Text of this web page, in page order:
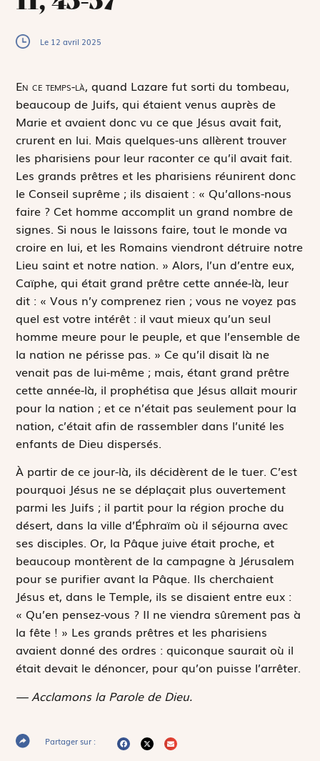
Le 12 avril 2025
En ce temps-là, quand Lazare fut sorti du tombeau,
beaucoup de Juifs, qui étaient venus auprès de
Marie et avaient donc vu ce que Jésus avait fait,
crurent en lui. Mais quelques-uns allèrent trouver
les pharisiens pour leur raconter ce qu’il avait fait.
Les grands prêtres et les pharisiens réunirent donc
le Conseil suprême ; ils disaient : « Qu’allons-nous
faire ? Cet homme accomplit un grand nombre de
signes. Si nous le laissons faire, tout le monde va
croire en lui, et les Romains viendront détruire notre
Lieu saint et notre nation. » Alors, l’un d’entre eux,
Caïphe, qui était grand prêtre cette année-là, leur
dit : « Vous n’y comprenez rien ; vous ne voyez pas
quel est votre intérêt : il vaut mieux qu’un seul
homme meure pour le peuple, et que l’ensemble de
la nation ne périsse pas. » Ce qu’il disait là ne
venait pas de lui-même ; mais, étant grand prêtre
cette année-là, il prophétisa que Jésus allait mourir
pour la nation ; et ce n’était pas seulement pour la
nation, c’était afin de rassembler dans l’unité les
enfants de Dieu dispersés.
À partir de ce jour-là, ils décidèrent de le tuer. C’est
pourquoi Jésus ne se déplaçait plus ouvertement
parmi les Juifs ; il partit pour la région proche du
désert, dans la ville d’Éphraïm où il séjourna avec
ses disciples. Or, la Pâque juive était proche, et
beaucoup montèrent de la campagne à Jérusalem
pour se purifier avant la Pâque. Ils cherchaient
Jésus et, dans le Temple, ils se disaient entre eux :
« Qu’en pensez-vous ? Il ne viendra sûrement pas à
la fête ! » Les grands prêtres et les pharisiens
avaient donné des ordres : quiconque saurait où il
était devait le dénoncer, pour qu’on puisse l’arrêter.
— Acclamons la Parole de Dieu.
Partager sur :